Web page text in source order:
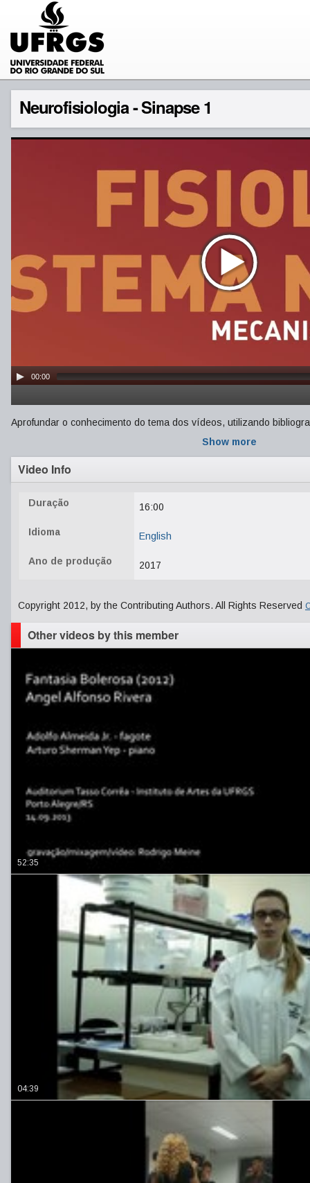
Neurofisiologia - Sinapse 1
00:00
Aprofundar o conhecimento do tema dos vídeos, utilizando
Show more
Video Info
Duração 16:00
Idioma English
Ano de produção 2017
Copyright 2012, by the Contributing Authors. All Rights Reserved
Other videos by this member
52:35
04:39